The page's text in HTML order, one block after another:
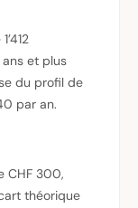
et plus
du profil de
par an.
CHF 300,
théorique